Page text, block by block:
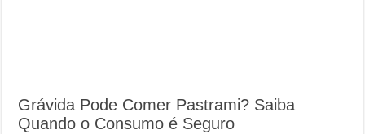
Grávida Pode Comer Pastrami? Saiba
Quando o Consumo é Seguro